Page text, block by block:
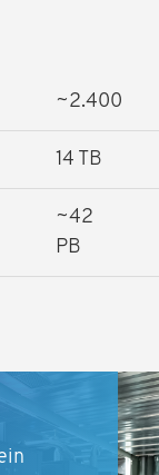
~2.400
14 TB
~42
PB